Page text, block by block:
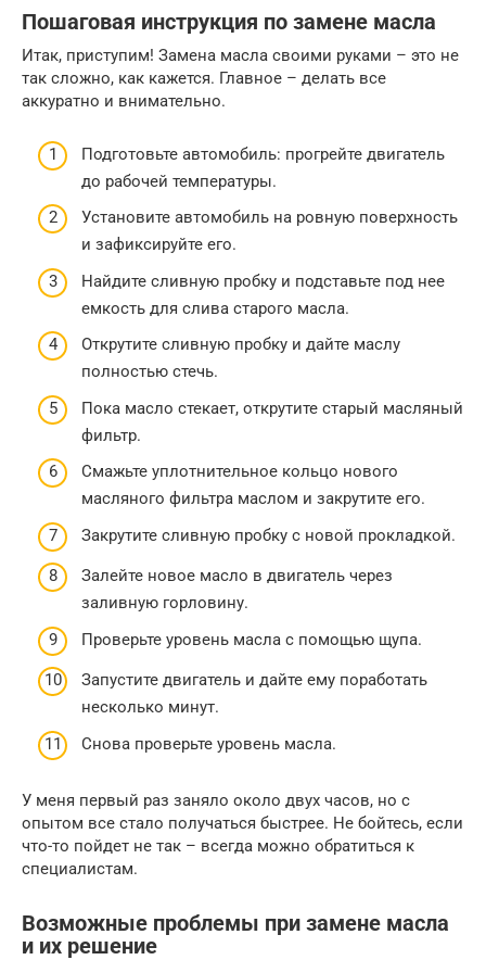
Пошаговая инструкция по замене масла
Итак, приступим! Замена масла своими руками – это не
так сложно, как кажется. Главное – делать все
аккуратно и внимательно.
Подготовьте автомобиль: прогрейте двигатель
до рабочей температуры.
Установите автомобиль на ровную поверхность
и зафиксируйте его.
Найдите сливную пробку и подставьте под нее
емкость для слива старого масла.
Открутите сливную пробку и дайте маслу
полностью стечь.
Пока масло стекает, открутите старый масляный
фильтр.
Смажьте уплотнительное кольцо нового
масляного фильтра маслом и закрутите его.
Закрутите сливную пробку с новой прокладкой.
Залейте новое масло в двигатель через
заливную горловину.
Проверьте уровень масла с помощью щупа.
Запустите двигатель и дайте ему поработать
несколько минут.
Снова проверьте уровень масла.
У меня первый раз заняло около двух часов, но с
опытом все стало получаться быстрее. Не бойтесь, если
что-то пойдет не так – всегда можно обратиться к
специалистам.
Возможные проблемы при замене масла
и их решение